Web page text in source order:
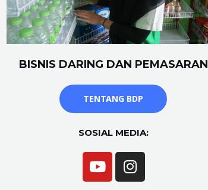
BISNIS DARING DAN PEMASARAN
TENTANG BDP
SOSIAL MEDIA: